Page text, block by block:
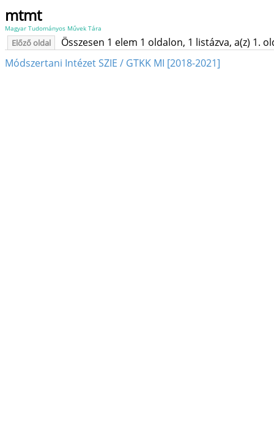
mtmt
Magyar Tudományos Művek Tára
Előző oldal
Összesen 1 elem 1 oldalon, 1 listázva, a(z) 1.
Módszertani Intézet SZIE / GTKK MI [2018-2021]